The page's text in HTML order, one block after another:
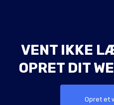
VENT IKKE
OPRET DIT
Opret et